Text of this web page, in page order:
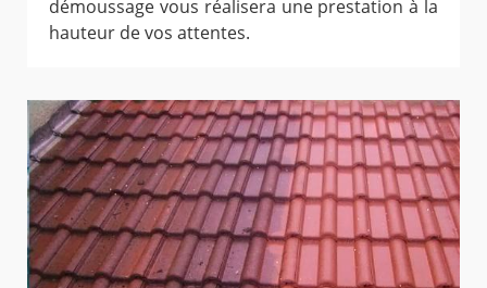
démoussage vous réalisera une prestation à la
hauteur de vos attentes.